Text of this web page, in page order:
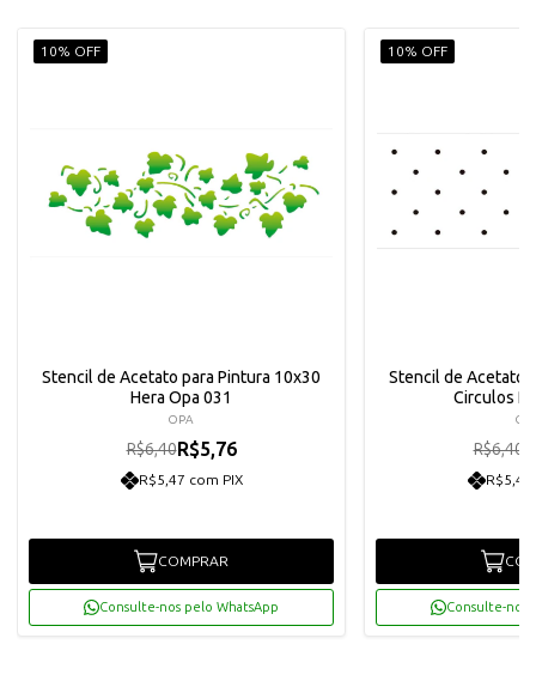
10% OFF
Stencil de Acetato para Pintura 10x30
Hera Opa 031
OPA
R$6,40R$5,76
R$5,47 com PIX
COMPRAR
Consulte-nos pelo WhatsApp
10% OFF
Stencil de Acetato
Circulos
R$6,40
R$5,47
Consulte-nos